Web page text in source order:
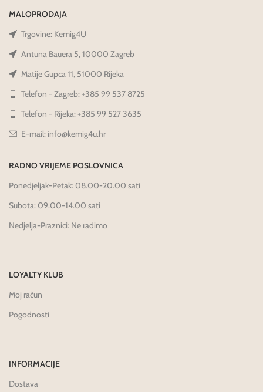
MALOPRODAJA
Trgovine: Kemig4U
Antuna Bauera 5, 10000 Zagreb
Matije Gupca 11, 51000 Rijeka
Telefon - Zagreb: +385 99 537 8725
Telefon - Rijeka: +385 99 527 3635
E-mail: info@kemig4u.hr
RADNO VRIJEME POSLOVNICA
Ponedjeljak-Petak: 08.00-20.00 sati
Subota: 09.00-14.00 sati
Nedjelja-Praznici: Ne radimo
LOYALTY KLUB
Moj račun
Pogodnosti
INFORMACIJE
Dostava